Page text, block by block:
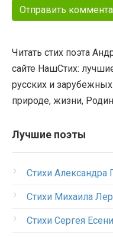
Читать стих поэта
сайте НашСтих:
русских и
природе, жизни,
Лучшие поэты
Стихи Александра
Стихи Михаила
Стихи Сергея